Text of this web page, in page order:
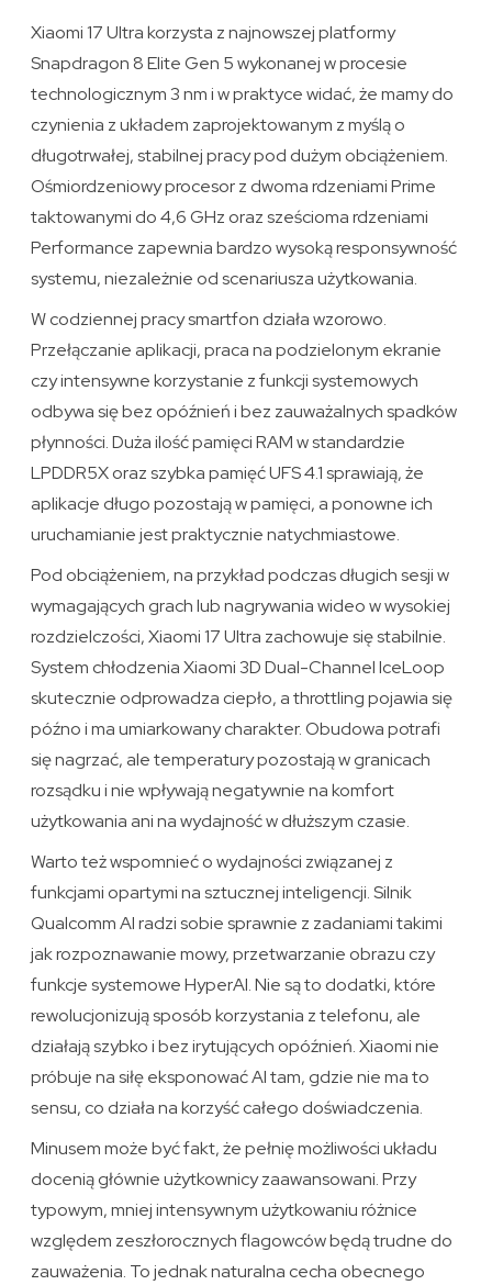
Xiaomi 17 Ultra korzysta z najnowszej platformy
Snapdragon 8 Elite Gen 5 wykonanej w procesie
technologicznym 3 nm i w praktyce widać, że mamy do
czynienia z układem zaprojektowanym z myślą o
długotrwałej, stabilnej pracy pod dużym obciążeniem.
Ośmiordzeniowy procesor z dwoma rdzeniami Prime
taktowanymi do 4,6 GHz oraz sześcioma rdzeniami
Performance zapewnia bardzo wysoką responsywność
systemu, niezależnie od scenariusza użytkowania.
W codziennej pracy smartfon działa wzorowo.
Przełączanie aplikacji, praca na podzielonym ekranie
czy intensywne korzystanie z funkcji systemowych
odbywa się bez opóźnień i bez zauważalnych spadków
płynności. Duża ilość pamięci RAM w standardzie
LPDDR5X oraz szybka pamięć UFS 4.1 sprawiają, że
aplikacje długo pozostają w pamięci, a ponowne ich
uruchamianie jest praktycznie natychmiastowe.
Pod obciążeniem, na przykład podczas długich sesji w
wymagających grach lub nagrywania wideo w wysokiej
rozdzielczości, Xiaomi 17 Ultra zachowuje się stabilnie.
System chłodzenia Xiaomi 3D Dual-Channel IceLoop
skutecznie odprowadza ciepło, a throttling pojawia się
późno i ma umiarkowany charakter. Obudowa potrafi
się nagrzać, ale temperatury pozostają w granicach
rozsądku i nie wpływają negatywnie na komfort
użytkowania ani na wydajność w dłuższym czasie.
Warto też wspomnieć o wydajności związanej z
funkcjami opartymi na sztucznej inteligencji. Silnik
Qualcomm AI radzi sobie sprawnie z zadaniami takimi
jak rozpoznawanie mowy, przetwarzanie obrazu czy
funkcje systemowe HyperAI. Nie są to dodatki, które
rewolucjonizują sposób korzystania z telefonu, ale
działają szybko i bez irytujących opóźnień. Xiaomi nie
próbuje na siłę eksponować AI tam, gdzie nie ma to
sensu, co działa na korzyść całego doświadczenia.
Minusem może być fakt, że pełnię możliwości układu
docenią głównie użytkownicy zaawansowani. Przy
typowym, mniej intensywnym użytkowaniu różnice
względem zeszłorocznych flagowców będą trudne do
zauważenia. To jednak naturalna cecha obecnego